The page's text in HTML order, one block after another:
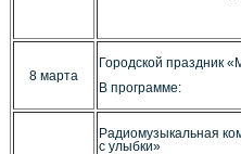
8 марта
Городской праздник
В программе:
Радиомузыкальная
с улыбки»